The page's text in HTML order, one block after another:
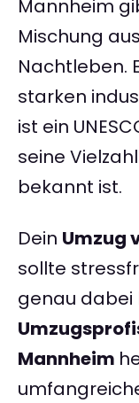
Mannheim
Mischung
Nachtleben.
starken
ist ein
seine
bekannt ist.
Dein Umzug
sollte
genau dabei
Mannheim